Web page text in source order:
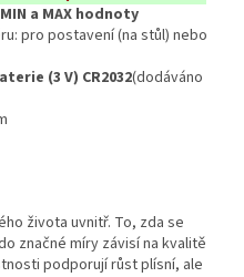
a MAX hodnoty
pro postavení (na stůl) nebo
(3 V) CR2032(dodáváno
života uvnitř. To, zda se
značné míry závisí na kvalitě
podporují růst plísní, ale